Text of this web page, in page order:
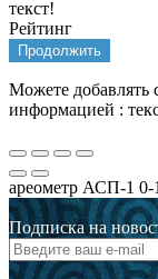
текст!
Рейтинг
Продолжить
Можете добавлять
информацией :
ареометр АСП-1 0-
Подписка на